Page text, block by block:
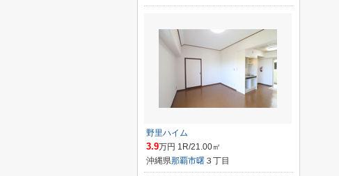
野里ハイム
3.9万円 1R/21.00㎡
沖縄県那覇市曙 ３丁目